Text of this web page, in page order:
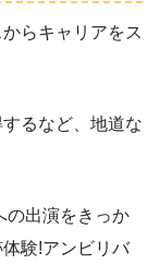
らキャリアをス
るなど、地道な
の出演をきっか
験!アンビリバ